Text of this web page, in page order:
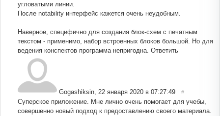
угловатыми линии.
После notability интерфейс кажется очень неудобным.
Наверное, специфично для создания блок-схем с печатным
текстом - применимо, набор встроенных блоков большой. Но для
ведения конспектов программа непригодна. Ответить
Gogashiksin, 22 января 2020 в 07:27:49 #
Суперское приложение. Мне лично очень помогает для учебы,
совершенно новый подход к предоставлению своего материала.